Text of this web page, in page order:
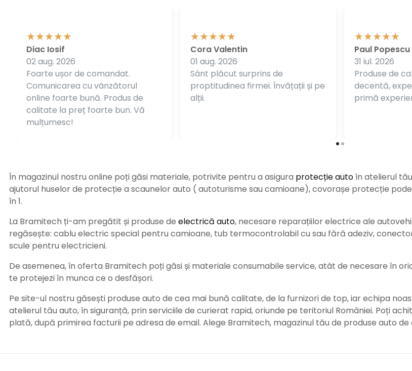
Foarte ușor de comandat.
Comunicarea cu vânzătorul
online foarte bună. Produs de
calitate la preț foarte bun. Vă
mulțumesc!
Diac Iosif
02 aug. 2026
Sânt plăcut surprins de
proptitudinea firmei. Învățații și pe
alții.
Cora Valentin
01 aug. 2026
Produse de
decentă,
primă
Paul Popescu
31 iul. 2026
În magazinul nostru online poți găsi materiale, potrivite pentru a asigura protecție autoîn atelierul
ajutorul huselor de protecție a scaunelor auto ( autoturisme sau camioane), covorașe protecție
în 1.
La Bramitech ți-am pregătit și produse de electrică auto, necesare reparațiilor electrice ale
regăsește: cablu electric special pentru camioane, tub termocontrolabil cu sau fără adeziv,
scule pentru electricieni.
De asemenea, în oferta Bramitech poți găsi și materiale consumabile service, atât de necesare în
te protejezi în munca ce o desfășori.
Pe site-ul nostru găsești produse auto de cea mai bună calitate, de la furnizori de top, iar echipa
atelierul tău auto, în siguranță, prin serviciile de curierat rapid, oriunde pe teritoriul României. Poți
plată, după primirea facturii pe adresa de email. Alege Bramitech, magazinul tău de produse auto